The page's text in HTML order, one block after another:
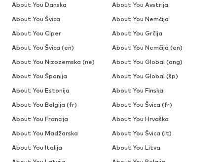
About You Danska
About You Avstrija
About You Švica
About You Nemčija
About You Ciper
About You Grčija
About You Švica (en)
About You Nemčija (en)
About You Nizozemska (ne)
About You Global (ang)
About You Španija
About You Global (šp)
About You Estonija
About You Finska
About You Belgija (fr)
About You Švica (fr)
About You Francija
About You Hrvaška
About You Madžarska
About You Švica (it)
About You Italija
About You Litva